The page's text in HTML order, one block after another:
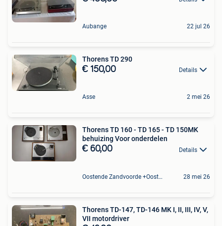
Aubange 22 jul 26
Thorens TD 290
€ 150,00 Details
Asse 2 mei 26
Thorens TD 160 - TD 165 - TD 150MK
behuizing Voor onderdelen
€ 60,00 Details
Oostende Zandvoorde +Oostende 28 mei 26
Thorens TD-147, TD-146 MK I, II, III, IV, V,
VII motordriver